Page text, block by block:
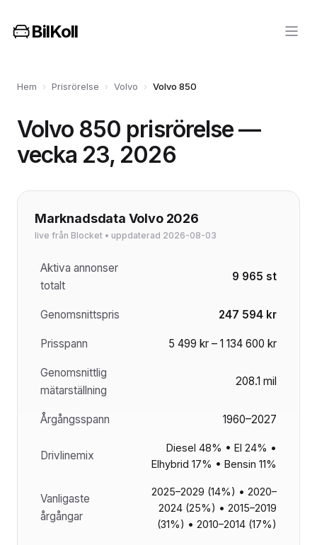
BilKoll
Hem › Prisrörelse › Volvo › Volvo 850
Volvo 850 prisrörelse —
vecka 23, 2026
Marknadsdata Volvo 2026
live från Blocket • uppdaterad 2026-08-03
Aktiva annonser
totalt
9 965 st
Genomsnittspris 247 594 kr
Prisspann 5 499 kr – 1 134 600 kr
Genomsnittlig
mätarställning
208.1 mil
Årgångsspann 1960–2027
Drivlinemix
Diesel 48% • El 24% •
Elhybrid 17% • Bensin 11%
Vanligaste
årgångar
2025–2029 (14%) • 2020–
2024 (25%) • 2015–2019
(31%) • 2010–2014 (17%)